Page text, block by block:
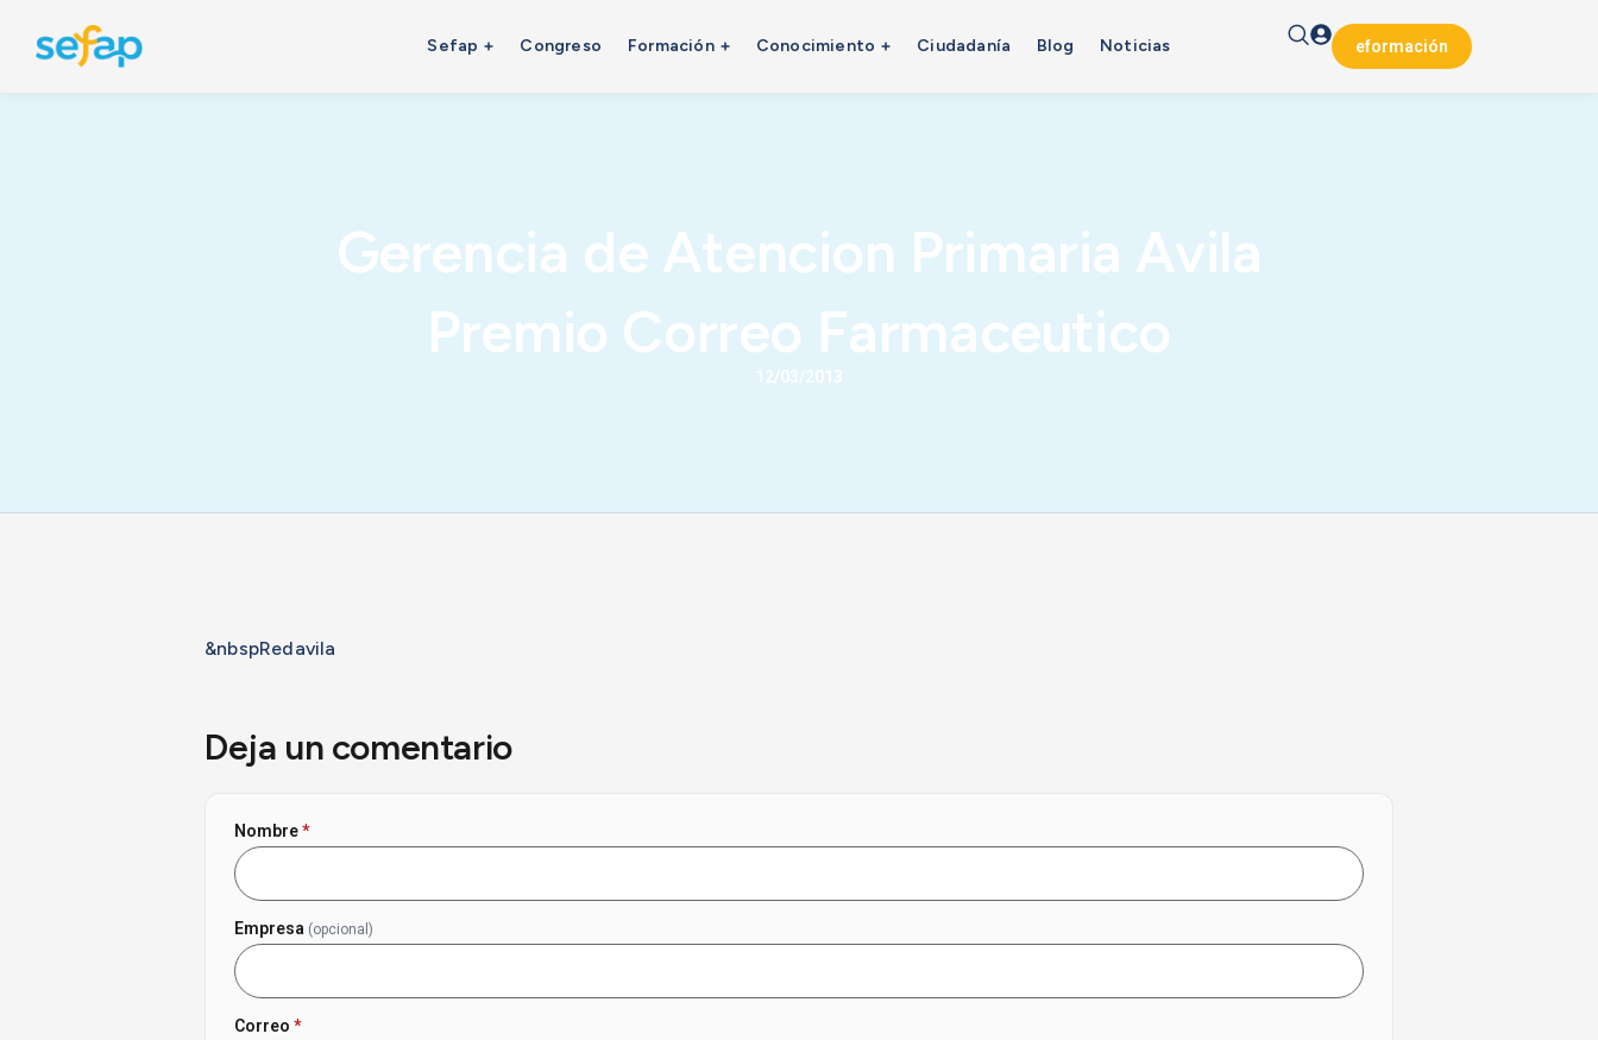
Sefap Congreso Formación Conocimiento Ciudadanía Blog Noticias eformación
Gerencia de Atencion Primaria Avila
Premio Correo Farmaceutico
12/03/2013
&nbspRedavila
Deja un comentario
Nombre*
Empresa (opcional)
Correo *